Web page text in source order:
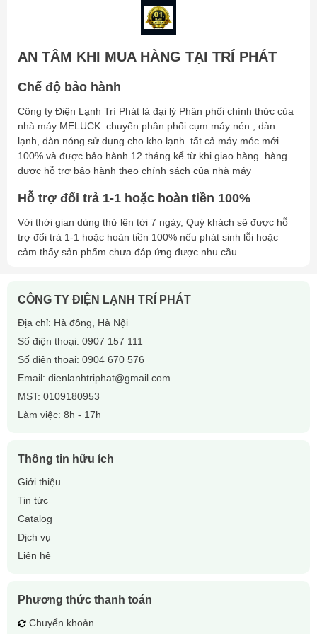
vận hành và tiết kiệm năng lượng.
: Hà Đông, Hà Nội
: 0907 157 111 , 0904 670 576
📧 Email: dienlanhtriphat@gmail.com
https://lanhcongnghiep.vn/
AN TÂM KHI MUA HÀNG TẠI TRÍ PHÁT
Chế độ bảo hành
Công ty Điện Lạnh Trí Phát là đại lý Phân phối chính thức của
nhà máy MELUCK. chuyển phân phối cụm máy nén , dàn
lạnh, dàn nóng sử dụng cho kho lạnh. tất cả máy móc mới
100% và được bảo hành 12 tháng kể từ khi giao hàng. hàng
được hỗ trợ bảo hành theo chính sách của nhà máy
Hỗ trợ đổi trả 1-1 hoặc hoàn tiền 100%
Với thời gian dùng thử lên tới 7 ngày, Quý khách sẽ được hỗ
trợ đổi trả 1-1 hoặc hoàn tiền 100% nếu phát sinh lỗi hoặc
cảm thấy sản phẩm chưa đáp ứng được nhu cầu.
CÔNG TY ĐIỆN LẠNH TRÍ PHÁT
Địa chỉ: Hà đông, Hà Nội
Số điện thoại: 0907 157 111
Số điện thoại: 0904 670 576
Email: dienlanhtriphat@gmail.com
MST: 0109180953
Làm việc: 8h - 17h
Thông tin hữu ích
Giới thiệu
Tin tức
Catalog
Dịch vụ
Liên hệ
Phương thức thanh toán
Chuyển khoản